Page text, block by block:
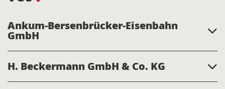
Ankum-Bersenbrücker-Eisenbahn
GmbH
H. Beckermann GmbH & Co. KG